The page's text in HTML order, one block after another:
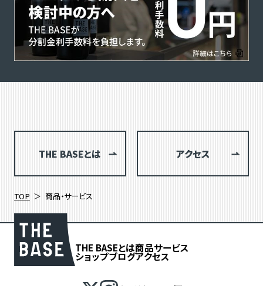
THE BASEとは アクセス
TOP 商品・サービス
THE BASEとは商品サービス
ショップブログアクセス